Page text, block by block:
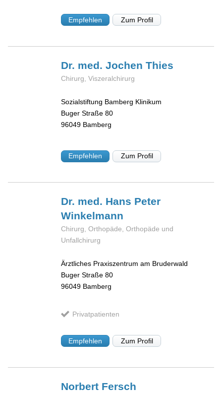
Empfehlen Zum Profil
Dr. med. JochenThies
Chirurg, Viszeralchirurg
Sozialstiftung Bamberg Klinikum
Buger Straße 80
96049 Bamberg
Empfehlen Zum Profil
Dr. med. Hans Peter
Winkelmann
Chirurg, Orthopäde, Orthopäde und
Unfallchirurg
Ärztliches Praxiszentrum am Bruderwald
Buger Straße 80
96049 Bamberg
Privatpatienten
Empfehlen Zum Profil
Norbert Fersch